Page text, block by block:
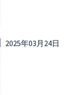
2025年03月24日